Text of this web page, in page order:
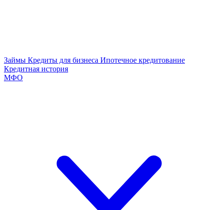
Займы Кредиты для бизнеса Ипотечное кредитование
Кредитная история
МФО